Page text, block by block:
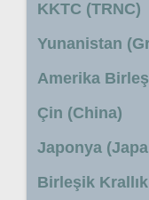
KKTC (TRNC)
Yunanistan
Amerika
Çin (China)
Japonya
Birleşik